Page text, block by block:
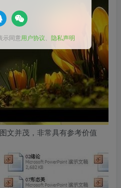
文并茂，非常具有参考价值
示同意用户协议 隐私声明